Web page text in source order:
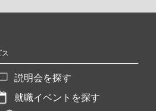
ス
説明会を探す
就職イベントを探す